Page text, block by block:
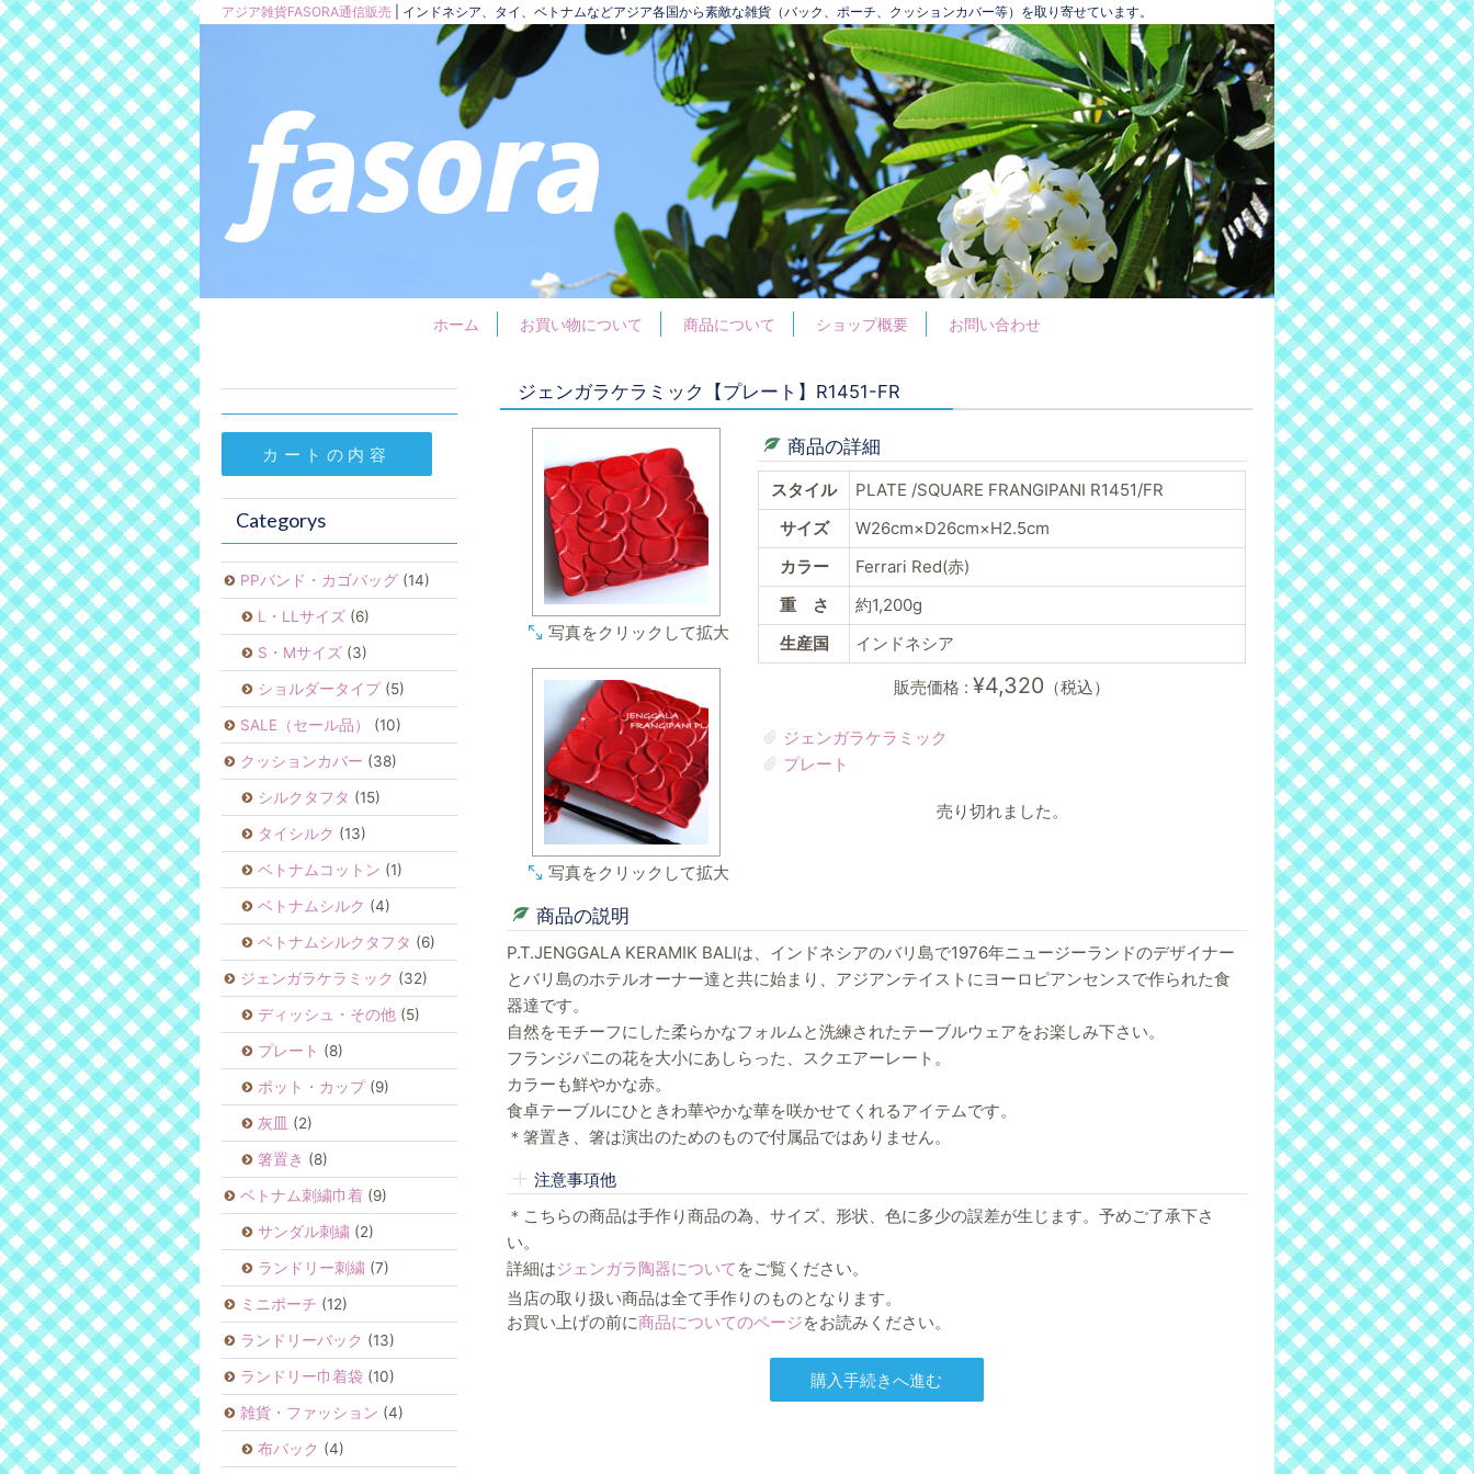
アジア雑貨FASORA通信販売 | インドネシア、タイ、ベトナムなどアジア各国から素敵な雑貨（バック、ポーチ、クッションカバー等）を取り寄せています。
ホーム お買い物について 商品について ショップ概要 お問い合わせ
ジェンガラケラミック【プレート】R1451-FR
写真をクリックして拡大
写真をクリックして拡大
商品の詳細
スタイル
PLATE /SQUARE FRANGIPANI R1451/FR
サイズ
W26cm×D26cm×H2.5cm
カラー
Ferrari Red(赤)
重 さ
約1,200g
生産国
インドネシア
販売価格 : ¥4,320 （税込）
ジェンガラケラミック
プレート
売り切れました。
商品の説明
P.T.JENGGALA KERAMIK BALIは、インドネシアのバリ島で1976年ニュージーランドのデザイナー
とバリ島のホテルオーナー達と共に始まり、アジアンテイストにヨーロピアンセンスで作られた食
器達です。
自然をモチーフにした柔らかなフォルムと洗練されたテーブルウェアをお楽しみ下さい。
フランジパニの花を大小にあしらった、スクエアーレート。
カラーも鮮やかな赤。
食卓テーブルにひときわ華やかな華を咲かせてくれるアイテムです。
＊箸置き、箸は演出のためのもので付属品ではありません。
注意事項他
＊こちらの商品は手作り商品の為、サイズ、形状、色に多少の誤差が生じます。予めご了承下さ
い。
詳細はジェンガラ陶器について をご覧ください。
当店の取り扱い商品は全て手作りのものとなります。
お買い上げの前に商品についてのページをお読みください。
Categorys
PPバンド・カゴバッグ(14)
L・LLサイズ(6)
S・Mサイズ(3)
ショルダータイプ(5)
SALE（セール品） (10)
クッションカバー (38)
シルクタフタ (15)
タイシルク (13)
ベトナムコットン (1)
ベトナムシルク (4)
ベトナムシルクタフタ (6)
ジェンガラケラミック (32)
ディッシュ・その他(5)
プレート (8)
ポット・カップ(9)
灰皿 (2)
箸置き (8)
ベトナム刺繍巾着 (9)
サンダル刺繍(2)
ランドリー刺繍(7)
ミニポーチ (12)
ランドリーバック (13)
ランドリー巾着袋 (10)
雑貨・ファッション (4)
布バック (4)